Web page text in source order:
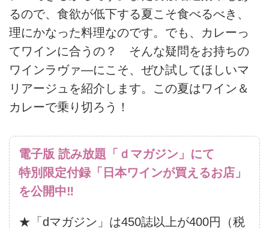
るので、食欲が低下する夏こそ食べるべき、
理にかなった料理なのです。でも、カレーっ
てワインに合うの？ そんな疑問をお持ちの
ワインラヴァ―にこそ、ぜひ試してほしいマ
リアージュを紹介します。この夏はワイン＆
カレーで乗り切ろう！
電子版 読み放題「ｄマガジン」にて
特別限定付録「日本ワインが買えるお店」
を公開中‼
★「dマガジン」は450誌以上が400円（税